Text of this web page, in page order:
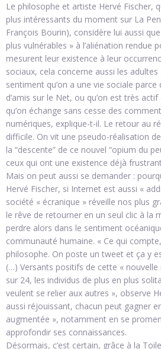
Le philosophe et artiste Hervé Fischer,
plus intéressants du moment sur La
François Bourin), considère lui aussi
plus vulnérables » à l’aliénation rendue
mesurent leur existence à leur
sociaux, cela concerne aussi les
sentiment qu’on a une vie sociale parce
d’amis sur le Net, ou qu’on est très
qu’on échange sans cesse des
numériques, explique-t-il. Le retour au
difficile. On vit une pseudo-réalisation
la “descente” de ce nouvel “opium du
ceux qui ont une existence déjà
Mais on peut aussi se demander :
Hervé Fischer, si Internet est aussi «
société « écranique » réveille nos plus
le rêve de retourner en un seul clic à la
perdre alors dans le sentiment
communauté humaine. « Ce qui compte,
philosophe. On poste un tweet et ça y
(…) Versants positifs de cette « nouvelle
sur 24, les individus de plus en plus
veulent se relier aux autres », observe
aussi réjouissant, chacun peut gagner
augmentée », notamment en se
approfondir ses connaissances.
Désormais, c’est certain, grâce à la